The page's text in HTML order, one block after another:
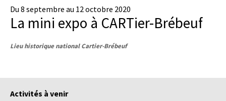
Du 8 septembre au 12 octobre 2020
La mini expo à CARTier-Brébeuf
Lieu historique national Cartier-Brébeuf
Activités à venir